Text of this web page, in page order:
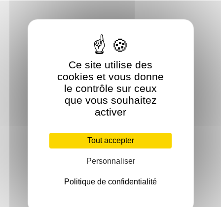
Ce site utilise des
cookies et vous donne
le contrôle sur ceux
que vous souhaitez
activer
Tout accepter
Personnaliser
Politique de confidentialité